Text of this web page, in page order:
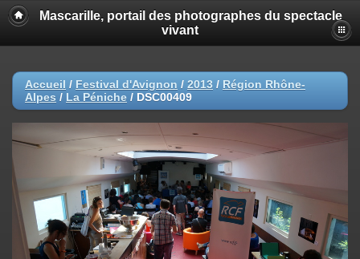
Mascarille, portail des photographes du spectacle
vivant
Accueil / Festival d'Avignon / 2013 / Région Rhône-
Alpes / La Péniche / DSC00409